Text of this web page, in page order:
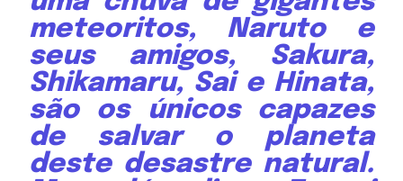
meteoritos, Naruto e
seus amigos, Sakura,
Shikamaru, Sai e Hinata,
são os únicos capazes
de salvar o planeta
deste desastre natural.